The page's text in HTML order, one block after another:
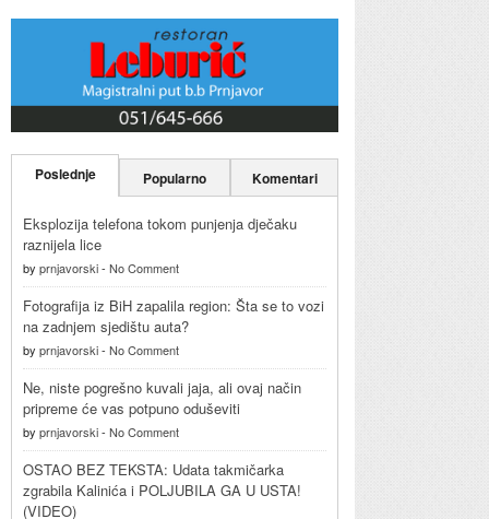
Poslednje Popularno Komentari
Eksplozija telefona tokom punjenja dječaku
raznijela lice
by prnjavorski- No Comment
Fotografija iz BiH zapalila region: Šta se to vozi
na zadnjem sjedištu auta?
by prnjavorski- No Comment
Ne, niste pogrešno kuvali jaja, ali ovaj način
pripreme će vas potpuno oduševiti
by prnjavorski- No Comment
OSTAO BEZ TEKSTA: Udata takmičarka
zgrabila Kalinića i POLJUBILA GA U USTA!
(VIDEO)